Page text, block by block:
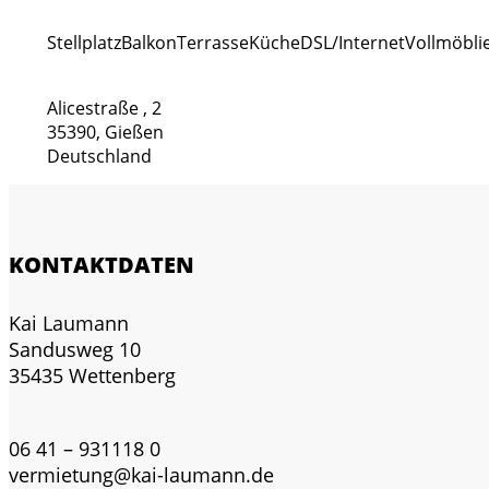
StellplatzBalkonTerrasseKücheDSL/Internet
Alicestraße , 2
35390, Gießen
Deutschland
KONTAKTDATEN
Kai Laumann
Sandusweg 10
35435 Wettenberg
06 41 – 931118 0
vermietung@kai-laumann.de